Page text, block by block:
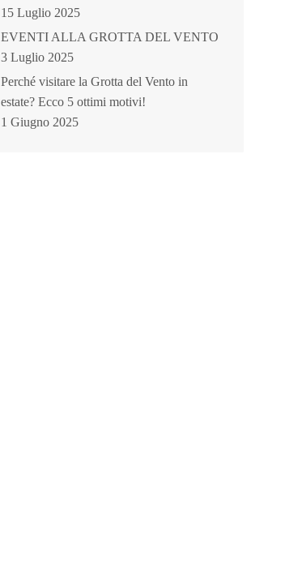
15 Luglio 2025
EVENTI ALLA GROTTA DEL VENTO
3 Luglio 2025
Perché visitare la Grotta del Vento in
estate? Ecco 5 ottimi motivi!
1 Giugno 2025